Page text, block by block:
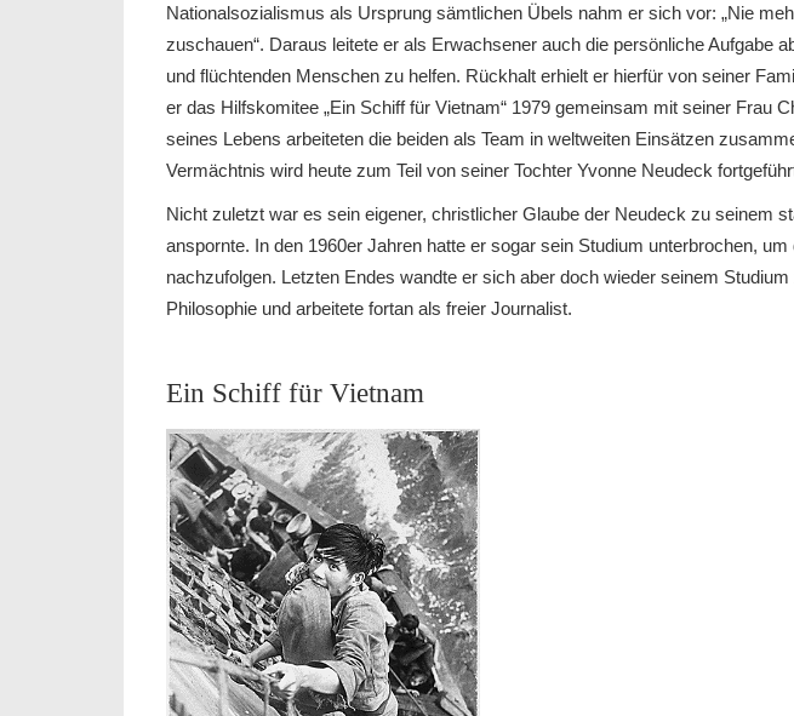
Nationalsozialismus als Ursprung sämtlichen Übels nahm er sich vor: „Nie
zuschauen“. Daraus leitete er als Erwachsener auch die persönliche Aufgabe
und flüchtenden Menschen zu helfen. Rückhalt erhielt er hierfür von seiner
er das Hilfskomitee „Ein Schiff für Vietnam“ 1979 gemeinsam mit seiner Frau
seines Lebens arbeiteten die beiden als Team in weltweiten Einsätzen
Vermächtnis wird heute zum Teil von seiner Tochter Yvonne Neudeck
Nicht zuletzt war es sein eigener, christlicher Glaube der Neudeck zu seinem
anspornte. In den 1960er Jahren hatte er sogar sein Studium unterbrochen, um
nachzufolgen. Letzten Endes wandte er sich aber doch wieder seinem
Philosophie und arbeitete fortan als freier Journalist.
Ein Schiff für Vietnam